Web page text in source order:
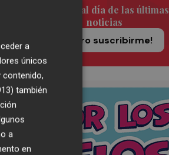
Siempre al día de las últimas
noticias
¡Quiero suscribirme!
a
únicos
contenido,
también
a
en